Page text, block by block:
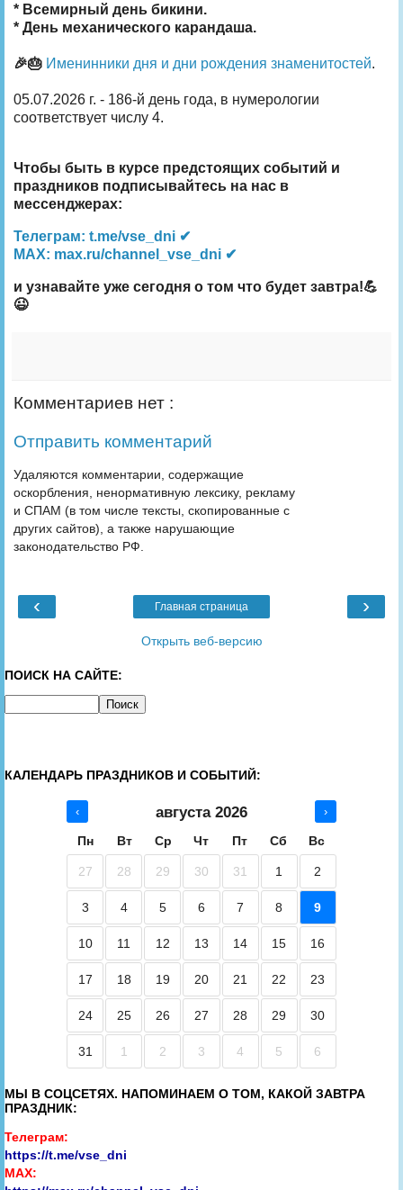
* Всемирный день бикини.
* День механического карандаша.
🎉🎂 Именинники дня и дни рождения знаменитостей.
05.07.2026 г. - 186-й день года, в нумерологии
соответствует числу 4.
Чтобы быть в курсе предстоящих событий и
праздников подписывайтесь на нас в
мессенджерах:
Телеграм: t.me/vse_dni ✔
MAX: max.ru/channel_vse_dni ✔
и узнавайте уже сегодня о том что будет завтра!💪
😉
Комментариев нет :
Отправить комментарий
Удаляются комментарии, содержащие
оскорбления, ненормативную лексику, рекламу
и СПАМ (в том числе тексты, скопированные с
других сайтов), а также нарушающие
законодательство РФ.
‹ ›
Главная страница
Открыть веб-версию
ПОИСК НА САЙТЕ:
КАЛЕНДАРЬ ПРАЗДНИКОВ И СОБЫТИЙ:
‹ августа 2026 ›
Пн Вт Ср Чт Пт Сб Вс
27 28 29 30 31 1 2
3 4 5 6 7 8 9
10 11 12 13 14 15 16
17 18 19 20 21 22 23
24 25 26 27 28 29 30
31 1 2 3 4 5 6
МЫ В СОЦСЕТЯХ. НАПОМИНАЕМ О ТОМ, КАКОЙ ЗАВТРА
ПРАЗДНИК:
Телеграм:
https://t.me/vse_dni
MAX: